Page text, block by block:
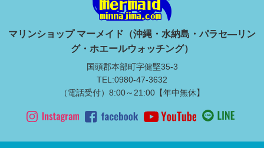
マリンショップ マーメイド（沖縄・水納島・パラセ―リン
グ・ホエールウォッチング）
国頭郡本部町字健堅35-3
TEL:0980-47-3632
（電話受付）8:00～21:00【年中無休】